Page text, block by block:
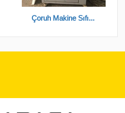
Çoruh Makine Sıfır Elektrikli Pastamatik